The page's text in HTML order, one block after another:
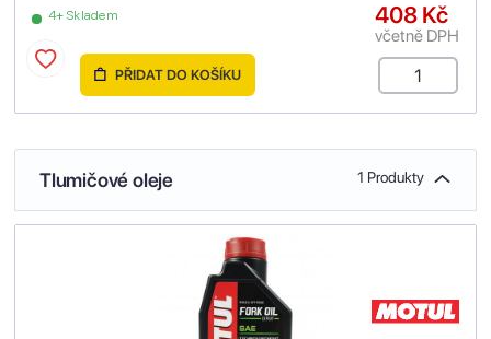
4+ Skladem 408 Kč
včetně DPH
PŘIDAT DO KOŠÍKU
Tlumičové oleje 1 Produkty